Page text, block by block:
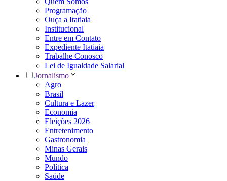
Programação
Ouça a Itatiaia
Institucional
Entre em Contato
Expediente Itatiaia
Trabalhe Conosco
Lei de Igualdade Salarial
Jornalismo
Agro
Brasil
Cultura e Lazer
Economia
Eleições 2026
Entretenimento
Gastronomia
Minas Gerais
Mundo
Política
Saúde